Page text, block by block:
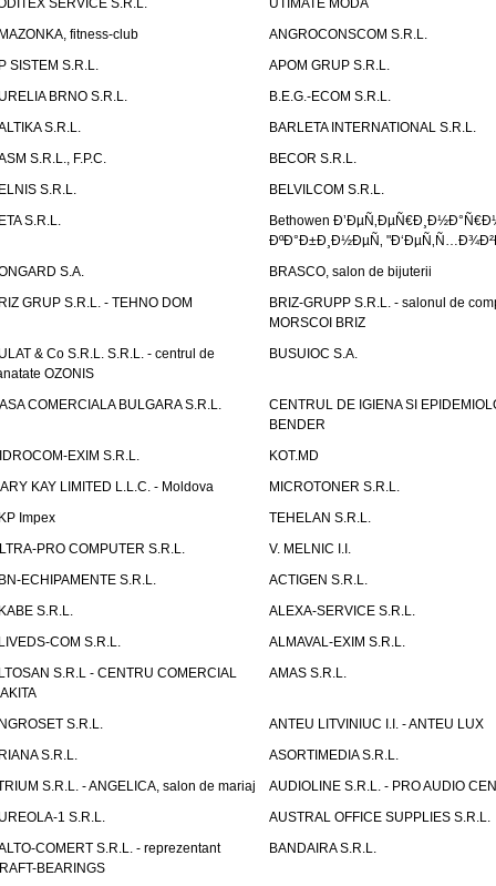
SERVICE S.R.L.
UTIMATE MODA
fitness-club
ANGROCONSCOM S.R.L.
SISTEM S.R.L.
APOM GRUP S.R.L.
BRNO S.R.L.
B.E.G.-ECOM S.R.L.
S.R.L.
BARLETA INTERNATIONAL S.R.L.
S.R.L., F.P.C.
BECOR S.R.L.
S.R.L.
BELVILCOM S.R.L.
S.R.L.
Bethowen
ÐºÐ°Ð±Ð¸Ð½ÐµÑ‚
S.A.
BRASCO, salon de bijuterii
GRUP S.R.L. - TEHNO DOM
BRIZ-GRUPP S.R.L. - salonul de
MORSCOI BRIZ
& Co S.R.L. S.R.L. - centrul de
OZONIS
BUSUIOC S.A.
COMERCIALA BULGARA S.R.L.
CENTRUL DE IGIENA SI
BENDER
EXIM S.R.L.
KOT.MD
KAY LIMITED L.L.C. - Moldova
MICROTONER S.R.L.
Impex
TEHELAN S.R.L.
PRO COMPUTER S.R.L.
V. MELNIC I.I.
ECHIPAMENTE S.R.L.
ACTIGEN S.R.L.
S.R.L.
ALEXA-SERVICE S.R.L.
COM S.R.L.
ALMAVAL-EXIM S.R.L.
S.R.L - CENTRU COMERCIAL
AMAS S.R.L.
S.R.L.
ANTEU LITVINIUC I.I. - ANTEU LUX
S.R.L.
ASORTIMEDIA S.R.L.
S.R.L. - ANGELICA, salon de mariaj
AUDIOLINE S.R.L. - PRO AUDIO
1 S.R.L.
AUSTRAL OFFICE SUPPLIES S.R.L.
COMERT S.R.L. - reprezentant
BEARINGS
BANDAIRA S.R.L.